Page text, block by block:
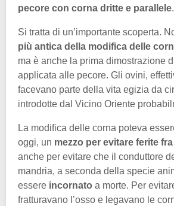
pecore con corna dritte e parallele.
Si tratta di un’importante scoperta.
più antica della modifica delle
ma è anche la prima dimostrazione
applicata alle pecore. Gli ovini,
facevano parte della vita egizia da
introdotte dal Vicino Oriente
La modifica delle corna poteva
oggi, un mezzo per evitare ferite
anche per evitare che il conduttore
mandria, a seconda della specie
essere incornato a morte. Per
fratturavano l’osso e legavano le